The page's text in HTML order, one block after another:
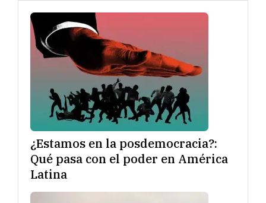
¿Estamos en la posdemocracia?:
Qué pasa con el poder en América
Latina